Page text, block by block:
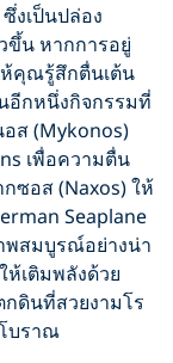
งเป็นปล่อง
ขึ้น หากการอยู่
คุณรู้สึกตื่นเต้น
อีกหนึ่งกิจกรรมที่
ส (Mykonos)
เพื่อความตื่น
ซอส (Naxos) ให้
Seaplane
พสมบูรณ์อย่างน่า
เติมพลังด้วย
ดินที่สวยงามโร
บราณ